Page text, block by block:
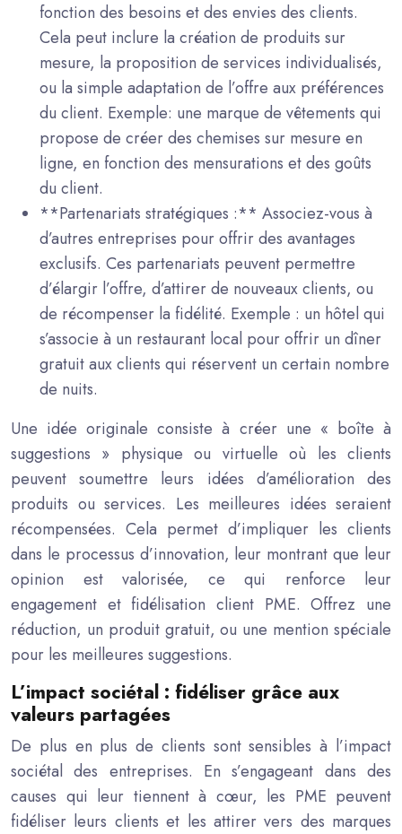
fonction des besoins et des envies des clients.
Cela peut inclure la création de produits sur
mesure, la proposition de services individualisés,
ou la simple adaptation de l’offre aux préférences
du client. Exemple: une marque de vêtements qui
propose de créer des chemises sur mesure en
ligne, en fonction des mensurations et des goûts
du client.
**Partenariats stratégiques :** Associez-vous à
d’autres entreprises pour offrir des avantages
exclusifs. Ces partenariats peuvent permettre
d’élargir l’offre, d’attirer de nouveaux clients, ou
de récompenser la fidélité. Exemple : un hôtel qui
s’associe à un restaurant local pour offrir un dîner
gratuit aux clients qui réservent un certain nombre
de nuits.
Une idée originale consiste à créer une « boîte à
suggestions » physique ou virtuelle où les clients
peuvent soumettre leurs idées d’amélioration des
produits ou services. Les meilleures idées seraient
récompensées. Cela permet d’impliquer les clients
dans le processus d’innovation, leur montrant que leur
opinion est valorisée, ce qui renforce leur
engagement et fidélisation client PME. Offrez une
réduction, un produit gratuit, ou une mention spéciale
pour les meilleures suggestions.
L’impact sociétal : fidéliser grâce aux
valeurs partagées
De plus en plus de clients sont sensibles à l’impact
sociétal des entreprises. En s’engageant dans des
causes qui leur tiennent à cœur, les PME peuvent
fidéliser leurs clients et les attirer vers des marques